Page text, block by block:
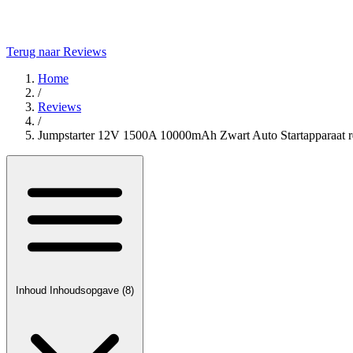
Terug naar Reviews
Home
/
Reviews
/
Jumpstarter 12V 1500A 10000mAh Zwart Auto Startapparaat
Inhoud Inhoudsopgave (8)